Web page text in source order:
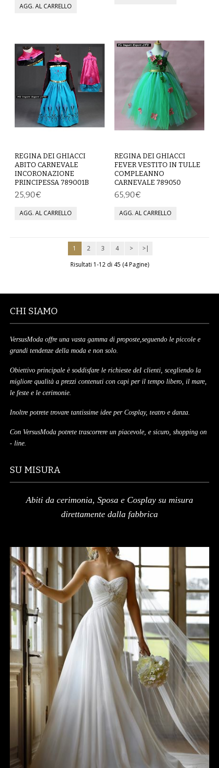
PIGIAMI
SCUOLA
TUTE E FELPE
UOMO
CARNEVALE
DANZA
FELPE
REGINA DEI GHIACCI
ABITO CARNEVALE
INCORONAZIONE
PRINCIPESSA 789001B
25,90€
REGINA DEI GHIACCI
FEVER VESTITO IN TULLE
COMPLEANNO
CARNEVALE 789050
65,90€
1 2 3 4 >
>|
Risultati 1-12 di 45 (4 Pagine)
CHI SIAMO
VersusModa offre una vasta gamma di proposte,seguendo le piccole e
grandi tendenze della moda e non solo.
Obiettivo principale è soddisfare le richieste deI clienti, scegliendo la
migliore qualità a prezzi contenuti con capi per il tempo libero, il mare,
le feste e le cerimonie.
Inoltre potrete trovare tantissime idee per Cosplay, teatro e danza.
Con VersusModa potrete trascorrere un piacevole, e sicuro, shopping on
- line.
SU MISURA
Abiti da cerimonia, Sposa e Cosplay su misura
direttamente dalla fabbrica